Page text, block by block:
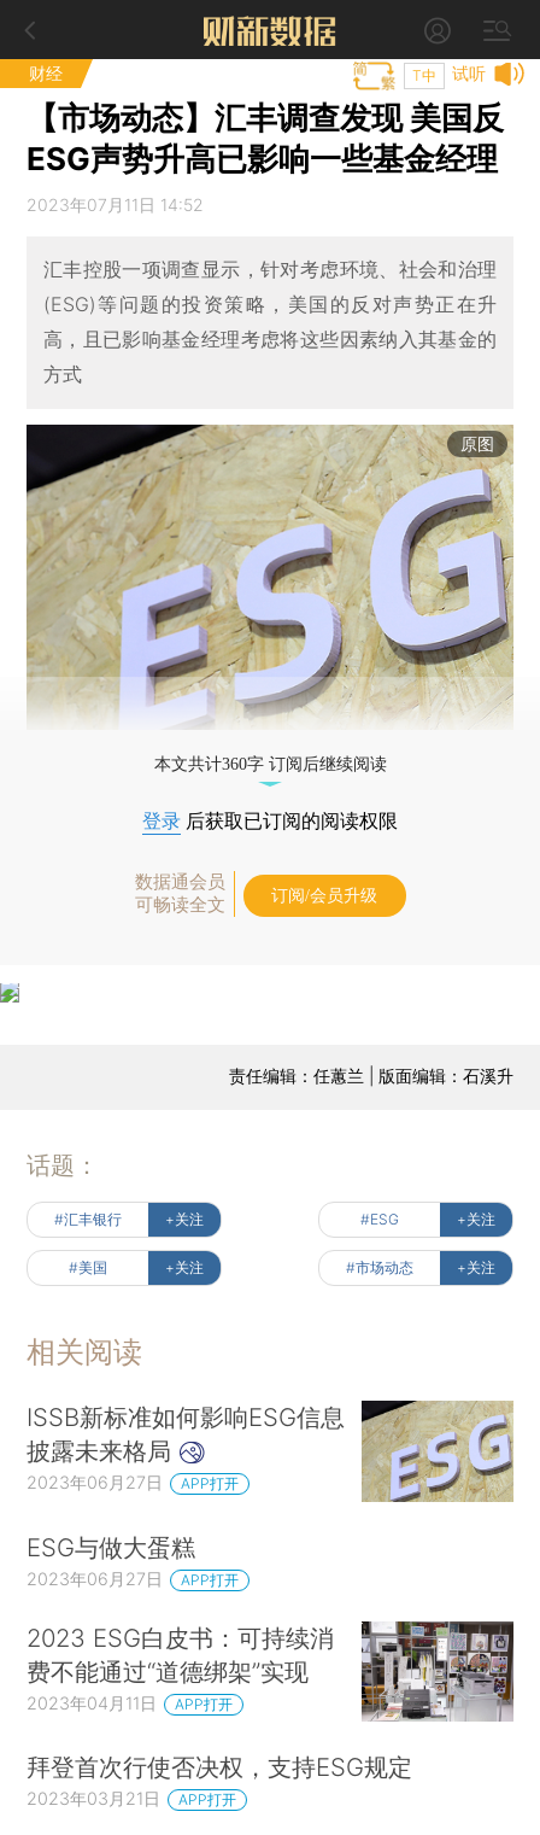
财经 试听
T中
【市场动态】汇丰调查发现 美国反
ESG声势升高已影响一些基金经理
2023年07月11日 14:52
汇丰控股一项调查显示，针对考虑环境、社会和治理
(ESG)等问题的投资策略，美国的反对声势正在升
高，且已影响基金经理考虑将这些因素纳入其基金的
方式
原图
本文共计360字 订阅后继续阅读
登录 后获取已订阅的阅读权限
数据通会员
可畅读全文
订阅/会员升级
责任编辑：任蕙兰 | 版面编辑：石溪升
话题：
#汇丰银行 +关注 #ESG +关注
#美国 +关注 #市场动态 +关注
相关阅读
ISSB新标准如何影响ESG信息
披露未来格局
2023年06月27日 APP打开
ESG与做大蛋糕
2023年06月27日 APP打开
2023 ESG白皮书：可持续消
费不能通过“道德绑架”实现
2023年04月11日 APP打开
拜登首次行使否决权，支持ESG规定
2023年03月21日 APP打开